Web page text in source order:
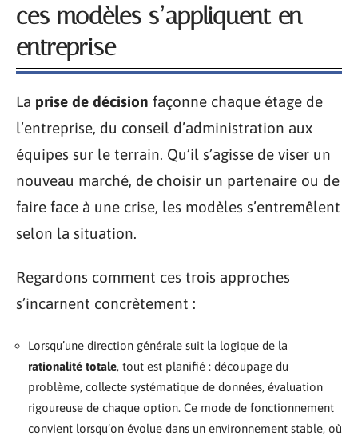
ces modèles s’appliquent en
entreprise
La prise de décision façonne chaque étage de
l’entreprise, du conseil d’administration aux
équipes sur le terrain. Qu’il s’agisse de viser un
nouveau marché, de choisir un partenaire ou de
faire face à une crise, les modèles s’entremêlent
selon la situation.
Regardons comment ces trois approches
s’incarnent concrètement :
Lorsqu’une direction générale suit la logique de la
rationalité totale, tout est planifié : découpage du
problème, collecte systématique de données, évaluation
rigoureuse de chaque option. Ce mode de fonctionnement
convient lorsqu’on évolue dans un environnement stable, où